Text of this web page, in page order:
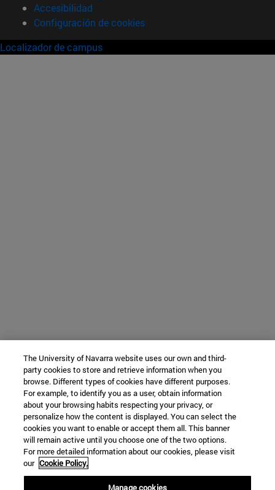
Accesibilidad
Configuración de cookies
Localizador de campus
The University of Navarra website uses our own and third-
party cookies to store and retrieve information when you
browse. Different types of cookies have different purposes.
For example, to identify you as a user, obtain information
about your browsing habits respecting your privacy, or
personalize how the content is displayed. You can select the
cookies you want to enable or accept them all. This banner
will remain active until you choose one of the two options.
For more detailed information about our cookies, please visit
our Cookie Policy.
Manage cookies